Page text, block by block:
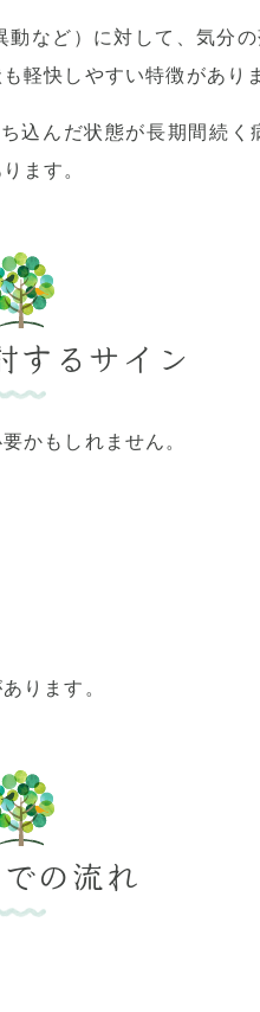
など）に対して、気分
軽快しやすい特徴があり
込んだ状態が長期間続
ます。
するサイン
かもしれません。
ります。
の流れ